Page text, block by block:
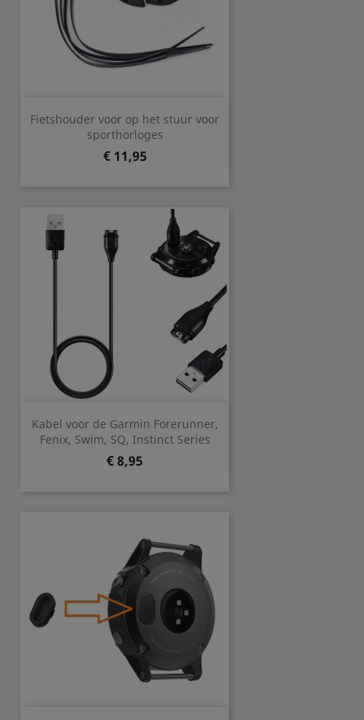
Fietshouder voor op het stuur voor
sporthorloges
Prijs
€ 11,95
Kabel voor de Garmin Forerunner,
Fenix, Swim, SQ, Instinct Series
Prijs
€ 8,95